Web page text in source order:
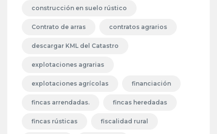
construcción en suelo rústico
Contrato de arras contratos agrarios
descargar KML del Catastro
explotaciones agrarias
explotaciones agrícolas financiación
fincas arrendadas. fincas heredadas
fincas rústicas fiscalidad rural